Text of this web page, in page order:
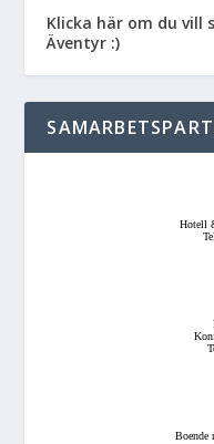
Klicka här om du vill
Äventyr :)
Hotell
Boende